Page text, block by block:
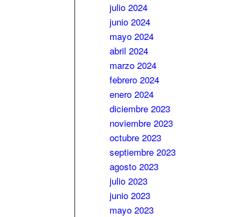
julio 2024
junio 2024
mayo 2024
abril 2024
marzo 2024
febrero 2024
enero 2024
diciembre 2023
noviembre 2023
octubre 2023
septiembre 2023
agosto 2023
julio 2023
junio 2023
mayo 2023